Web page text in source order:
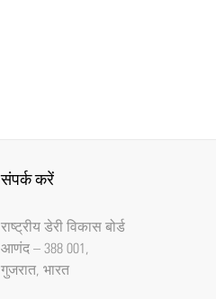
संपर्क करें
राष्‍ट्रीय डेरी विकास बोर्ड
आणंद – 388 001,
गुजरात, भारत